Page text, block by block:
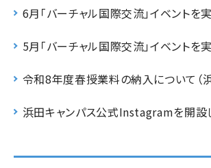
6月「バーチャル国際交流」イベントを
5月「バーチャル国際交流」イベントを
令和8年度春授業料の納入について（浜
浜田キャンパス公式Instagramを開設